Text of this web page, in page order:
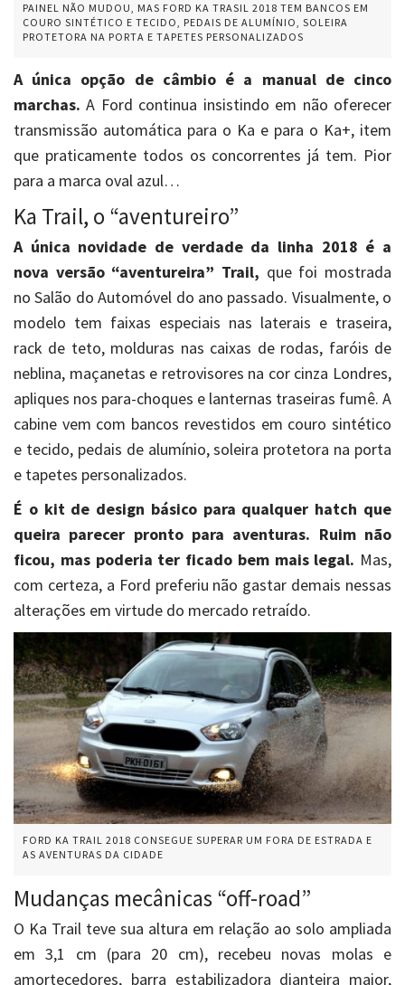
PAINEL NÃO MUDOU, MAS FORD KA TRASIL 2018 TEM BANCOS EM
COURO SINTÉTICO E TECIDO, PEDAIS DE ALUMÍNIO, SOLEIRA
PROTETORA NA PORTA E TAPETES PERSONALIZADOS
A única opção de câmbio é a manual de cinco
marchas. A Ford continua insistindo em não oferecer
transmissão automática para o Ka e para o Ka+, item
que praticamente todos os concorrentes já tem. Pior
para a marca oval azul…
Ka Trail, o “aventureiro”
A única novidade de verdade da linha 2018 é a
nova versão “aventureira” Trail, que foi mostrada
no Salão do Automóvel do ano passado. Visualmente, o
modelo tem faixas especiais nas laterais e traseira,
rack de teto, molduras nas caixas de rodas, faróis de
neblina, maçanetas e retrovisores na cor cinza Londres,
apliques nos para-choques e lanternas traseiras fumê. A
cabine vem com bancos revestidos em couro sintético
e tecido, pedais de alumínio, soleira protetora na porta
e tapetes personalizados.
É o kit de design básico para qualquer hatch que
queira parecer pronto para aventuras. Ruim não
ficou, mas poderia ter ficado bem mais legal. Mas,
com certeza, a Ford preferiu não gastar demais nessas
alterações em virtude do mercado retraído.
FORD KA TRAIL 2018 CONSEGUE SUPERAR UM FORA DE ESTRADA E
AS AVENTURAS DA CIDADE
Mudanças mecânicas “off-road”
O Ka Trail teve sua altura em relação ao solo ampliada
em 3,1 cm (para 20 cm), recebeu novas molas e
amortecedores, barra estabilizadora dianteira maior,